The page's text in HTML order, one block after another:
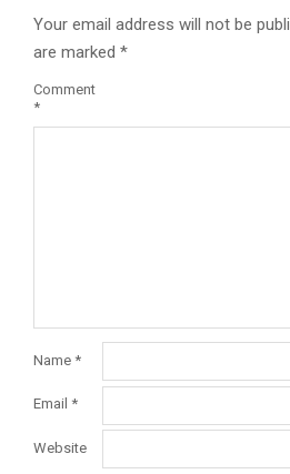
Your email address will not be
are marked *
Comment
*
Name *
Email *
Website